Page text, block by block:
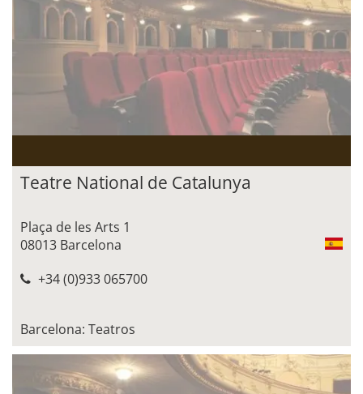
Teatre National de Catalunya
Plaça de les Arts 1
08013 Barcelona
+34 (0)933 065700
Barcelona: Teatros